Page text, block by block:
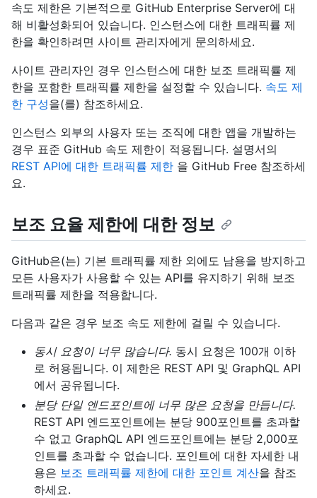
속도 제한은 기본적으로 GitHub Enterprise Server에 대
해 비활성화되어 있습니다. 인스턴스에 대한 트래픽률 제
한을 확인하려면 사이트 관리자에게 문의하세요.
사이트 관리자인 경우 인스턴스에 대한 보조 트래픽률 제
한을 포함한 트래픽률 제한을 설정할 수 있습니다. 속도 제
한 구성을(를) 참조하세요.
인스턴스 외부의 사용자 또는 조직에 대한 앱을 개발하는
경우 표준 GitHub 속도 제한이 적용됩니다. 설명서의
REST API에 대한 트래픽률 제한 을 GitHub Free 참조하세
요.
보조 요율 제한에 대한 정보
GitHub은(는) 기본 트래픽률 제한 외에도 남용을 방지하고
모든 사용자가 사용할 수 있는 API를 유지하기 위해 보조
트래픽률 제한을 적용합니다.
다음과 같은 경우 보조 속도 제한에 걸릴 수 있습니다.
동시 요청이 너무 많습니다. 동시 요청은 100개 이하
로 허용됩니다. 이 제한은 REST API 및 GraphQL API
에서 공유됩니다.
분당 단일 엔드포인트에 너무 많은 요청을 만듭니다.
REST API 엔드포인트에는 분당 900포인트를 초과할
수 없고 GraphQL API 엔드포인트에는 분당 2,000포
인트를 초과할 수 없습니다. 포인트에 대한 자세한 내
용은 보조 트래픽률 제한에 대한 포인트 계산을 참조
하세요.